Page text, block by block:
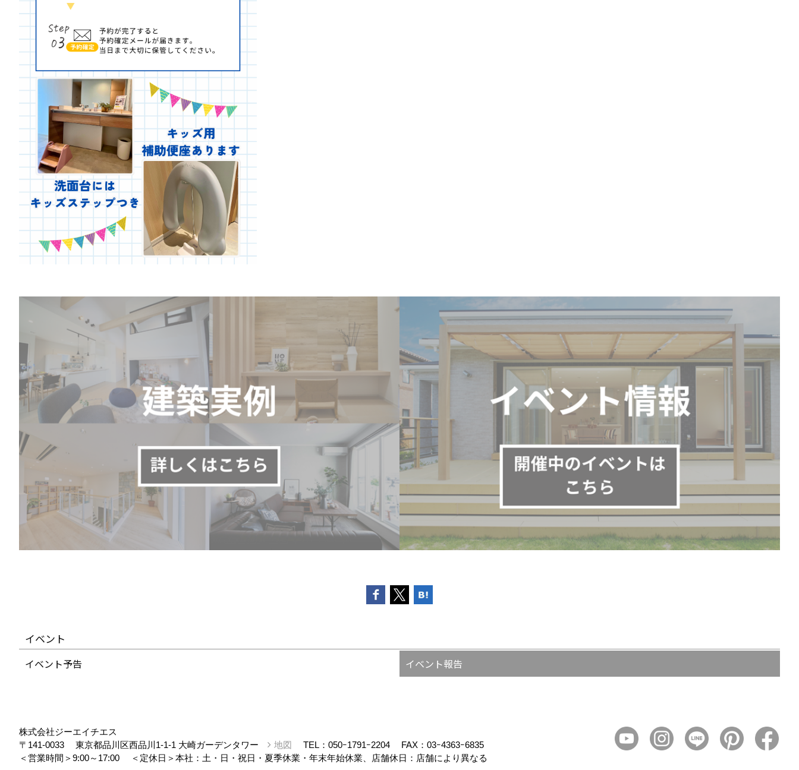
イベント
イベント予告 イベント報告
株式会社ジーエイチエス
〒141-0033
東京都品川区西品川1-1-1 大崎ガーデンタワー 地図 TEL： 050ｰ1791ｰ2204
FAX：03ｰ4363ｰ6835
＜営業時間＞9:00～17:00
＜定休日＞本社：土・日・祝日・夏季休業・年末年始休業、店舗休日：店舗により異なる